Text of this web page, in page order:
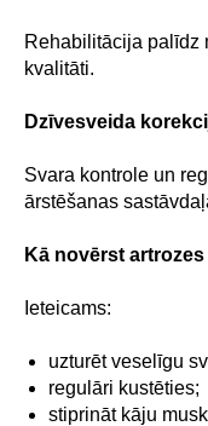
Rehabilitācija palīdz
kvalitāti.
Dzīvesveida
Svara kontrole un
ārstēšanas
Kā novērst
Ieteicams:
uzturēt veselīgu
regulāri kustēties;
stiprināt kāju